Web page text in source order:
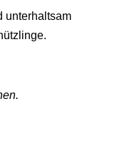
unterhaltsam